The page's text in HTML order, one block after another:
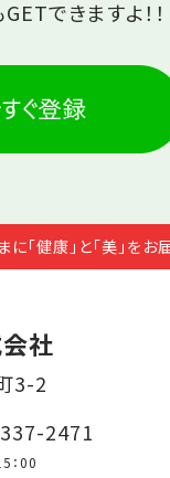
できますよ！！
「健康」と「美」をお
社
3-2
2471
：00